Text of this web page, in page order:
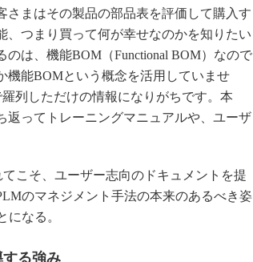
まはその製品の部品表を評価して購入す
、つまり買って何が幸せなのかを知りたい
は、機能BOM（Functional BOM）なので
機能BOMという概念を活用していませ
列しただけの情報になりがちです。本
返ってトレーニングマニュアルや、ユーザ
こそ、ユーザー志向のドキュメントを提
のマネジメント手法の本来のあるべき姿
になる。
る強み